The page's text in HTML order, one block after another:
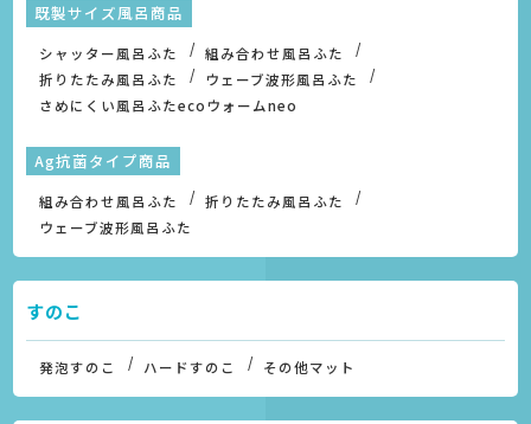
既製サイズ風呂商品
シャッター風呂ふた
組み合わせ風呂ふた
折りたたみ風呂ふた
ウェーブ波形風呂ふた
さめにくい風呂ふたecoウォームneo
Ag抗菌タイプ商品
組み合わせ風呂ふた
折りたたみ風呂ふた
ウェーブ波形風呂ふた
すのこ
発泡すのこ ハードすのこ その他マット